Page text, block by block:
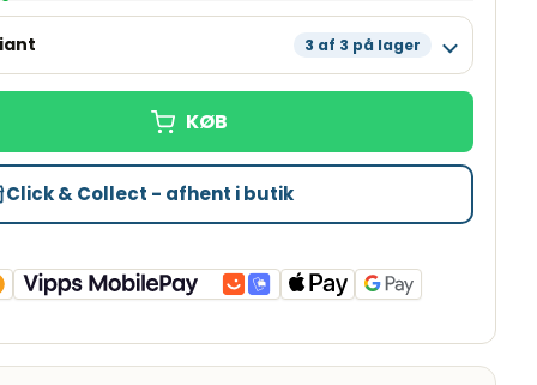
3 af 3 på lager
Få tilbage Læg i kurv
Få tilbage Læg i kurv
Click & Collect - afhent i butik